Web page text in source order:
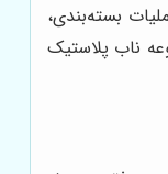
بسته‌بندی،
ناب پلاستیک